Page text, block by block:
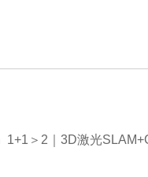
1+1＞2｜3D激光